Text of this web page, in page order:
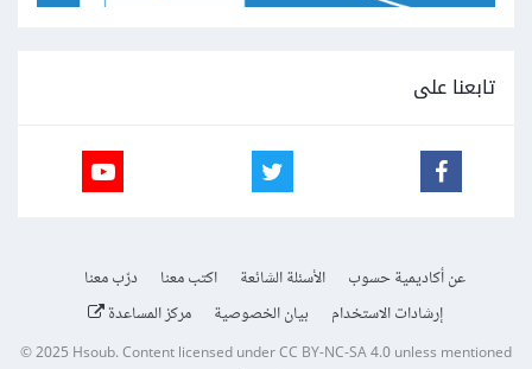
تابعنا على
عن أكاديمية حسوب الأسئلة الشائعة اكتب معنا
درّب معنا
إرشادات الاستخدام
بيان الخصوصية مركز المساعدة
© 2025Hsoub.Content licensed underCC BY-NC-SA 4.0unless mentioned